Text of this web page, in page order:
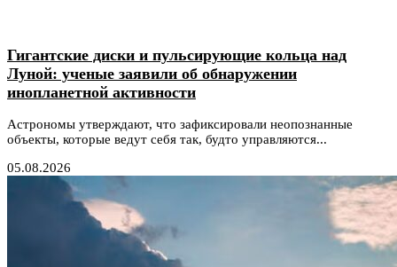
Гигантские диски и пульсирующие кольца над
Луной: ученые заявили об обнаружении
инопланетной активности
Астрономы утверждают, что зафиксировали неопознанные
объекты, которые ведут себя так, будто управляются...
05.08.2026